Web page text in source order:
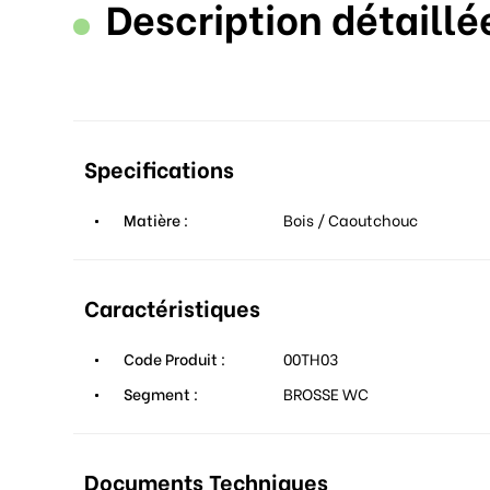
Description
Specifications
Matière : Bois / Caoutchouc
Caractéristiques
Code Produit :
00TH03
Segment :
BROSSE WC
Documents Techniques